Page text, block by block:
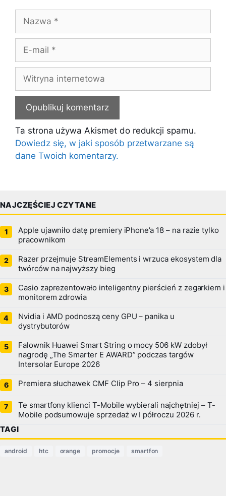
Nazwa
Witryna
internetowa
Ta strona używa Akismet do redukcji spamu.
Dowiedz się, w jaki sposób przetwarzane są
dane Twoich komentarzy.
NAJCZĘŚCIEJ CZYTANE
Apple ujawniło datę premiery iPhone’a 18 – na razie tylko
pracownikom
Razer przejmuje StreamElements i wrzuca ekosystem dla
twórców na najwyższy bieg
Casio zaprezentowało inteligentny pierścień z zegarkiem i
monitorem zdrowia
Nvidia i AMD podnoszą ceny GPU – panika u
dystrybutorów
Falownik Huawei Smart String o mocy 506 kW zdobył
nagrodę „The Smarter E AWARD” podczas targów
Intersolar Europe 2026
Premiera słuchawek CMF Clip Pro – 4 sierpnia
Te smartfony klienci T-Mobile wybierali najchętniej – T-
Mobile podsumowuje sprzedaż w I półroczu 2026 r.
TAGI
android htc orange promocje smartfon